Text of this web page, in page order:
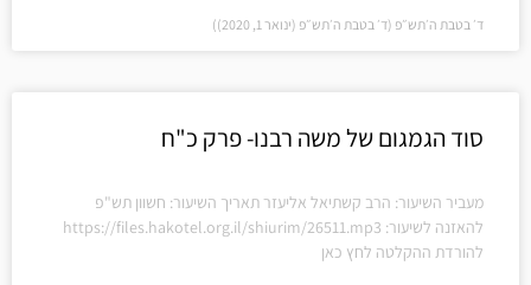
ד׳ בטבת ה׳תש״פ (ד׳ בטבת ה׳תש״פ (ינואר 1, 2020))
סוד הגמגום של משה רבנו- פרק כ"ח
מעביר השיעור: הרב קשתיאל אליעזר תאריך השיעור: חשוון תש"פ
להאזנה לשיעור: https://files.hakotel.org.il/shiurim/26511.mp3
להורדת ההקלטה לחץ כאן